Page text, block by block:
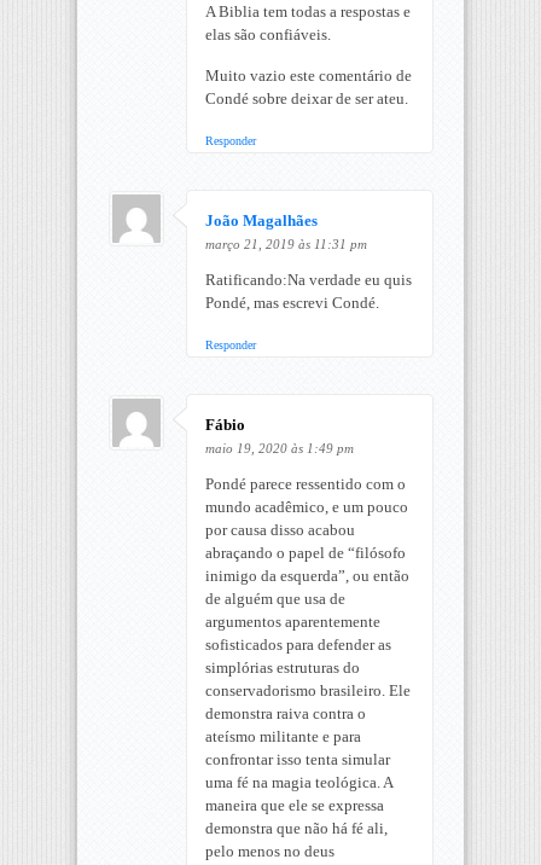
A Biblia tem todas a respostas e
elas são confiáveis.
Muito vazio este comentário de
Condé sobre deixar de ser ateu.
Responder
João Magalhães
março 21, 2019 às 11:31 pm
Ratificando:Na verdade eu quis
Pondé, mas escrevi Condé.
Responder
Fábio
maio 19, 2020 às 1:49 pm
Pondé parece ressentido com o
mundo acadêmico, e um pouco
por causa disso acabou
abraçando o papel de “filósofo
inimigo da esquerda”, ou então
de alguém que usa de
argumentos aparentemente
sofisticados para defender as
simplórias estruturas do
conservadorismo brasileiro. Ele
demonstra raiva contra o
ateísmo militante e para
confrontar isso tenta simular
uma fé na magia teológica. A
maneira que ele se expressa
demonstra que não há fé ali,
pelo menos no deus